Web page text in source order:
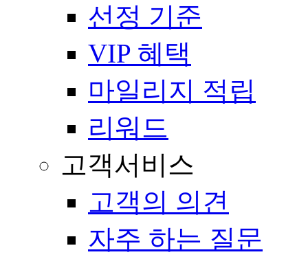
선정 기준
VIP 혜택
마일리지 적립
리워드
고객서비스
고객의 의견
자주 하는 질문